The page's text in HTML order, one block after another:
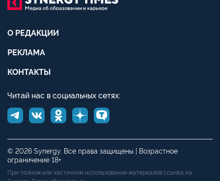
О РЕДАКЦИИ
РЕКЛАМА
КОНТАКТЫ
Читай нас в социальных сетях:
© 2026 Synergy. Все права защищены | Возрастное
ограничение 18+
При полном или частичном использовании материалов ссылка на